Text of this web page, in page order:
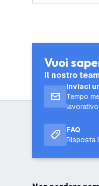
Vuoi
Il nostro
Inviaci
Tempo
lavorativo
FAQ
Risposta